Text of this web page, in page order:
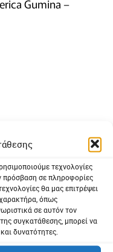
τεχνολογίες
πρόσβαση σε πληροφορίες
θα μας επιτρέψει
όπως
σε αυτόν τον
συγκατάθεσης, μπορεί να
δυνατότητες.
Gumina –